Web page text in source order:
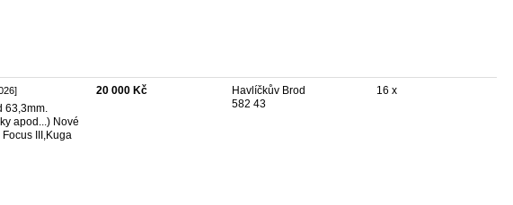
63,3mm.
apod...) Nové
III,Kuga
20 000 Kč
Havlíčkův Brod
582 43
16 x